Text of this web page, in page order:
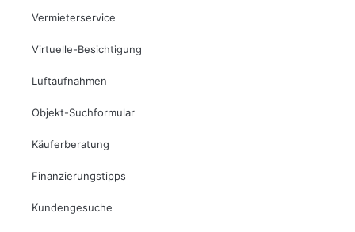
Vermieterservice
Virtuelle-Besichtigung
Luftaufnahmen
Objekt-Suchformular
Käuferberatung
Finanzierungstipps
Kundengesuche